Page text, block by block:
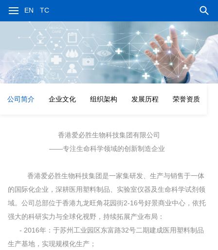
EN TC
公司简介 企业文化 组织架构 发展历程 荣誉资质
香港爱必胜生物科技集团有限公司
——专注生命科学领域的创新制造企业
香港爱必胜生物科技集团是一家集研发、生产与销售于一体
的国际化企业，深耕医用塑料制品、实验室仪器及生命科学试剂领
域。公司总部位于香港九龙旺角花园街2-16号好景商业中心，依托
强大的科研实力与全球化视野，持续拓展产业布局：
- 2016年：于苏州工业园区东富路32号二期建成医用塑料制品
生产基地，实现规模化生产；